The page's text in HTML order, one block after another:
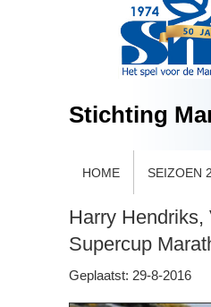
Stichting
HOME SEIZOEN
Harry
Supercup
Geplaatst: 29-8-2016